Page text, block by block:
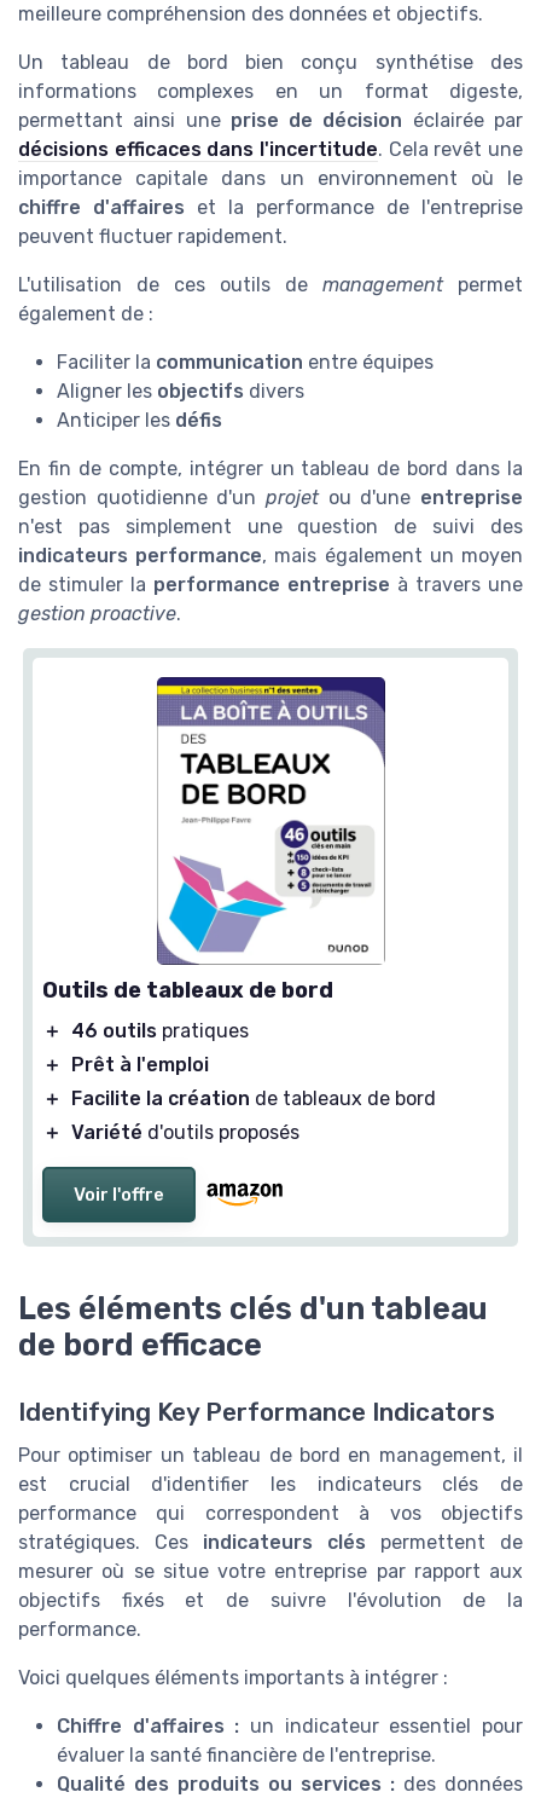
meilleure compréhension des données et objectifs.
Un tableau de bord bien conçu synthétise des
informations complexes en un format digeste,
permettant ainsi une prise de décision éclairée par
décisions efficaces dans l'incertitude. Cela revêt une
importance capitale dans un environnement où le
chiffre d'affaires et la performance de l'entreprise
peuvent fluctuer rapidement.
L'utilisation de ces outils de managementpermet
également de :
Faciliter la communication entre équipes
Aligner les objectifs divers
Anticiper les défis
En fin de compte, intégrer un tableau de bord dans la
gestion quotidienne d'un projetou d'une entreprise
n'est pas simplement une question de suivi des
indicateurs performance, mais également un moyen
de stimuler la performance entreprise à travers une
gestion proactive.
Outils de tableaux de bord
＋ 46 outils pratiques
＋
Prêt à l'emploi
＋
Facilite la création de tableaux de bord
＋ Variété d'outils proposés
Voir l'offre
Les éléments clés d'un tableau
de bord efficace
Identifying Key Performance Indicators
Pour optimiser un tableau de bord en management, il
est crucial d'identifier les indicateurs clés de
performance qui correspondent à vos objectifs
stratégiques. Ces indicateurs clés permettent de
mesurer où se situe votre entreprise par rapport aux
objectifs fixés et de suivre l'évolution de la
performance.
Voici quelques éléments importants à intégrer :
Chiffre d'affaires : un indicateur essentiel pour
évaluer la santé financière de l'entreprise.
Qualité des produits ou services : des données